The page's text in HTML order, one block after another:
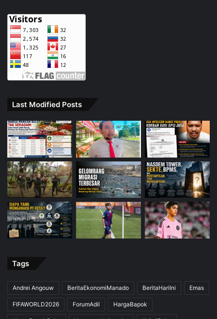
Last Modified Posts
Tags
Andrei Angouw BeritaEkonomiManado BeritaHariIni Emas
FIFAWORLD2026 ForumAdil HargaBapok